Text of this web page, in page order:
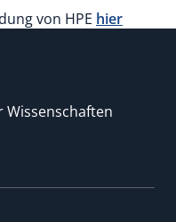
von HPE hier
Wissenschaften